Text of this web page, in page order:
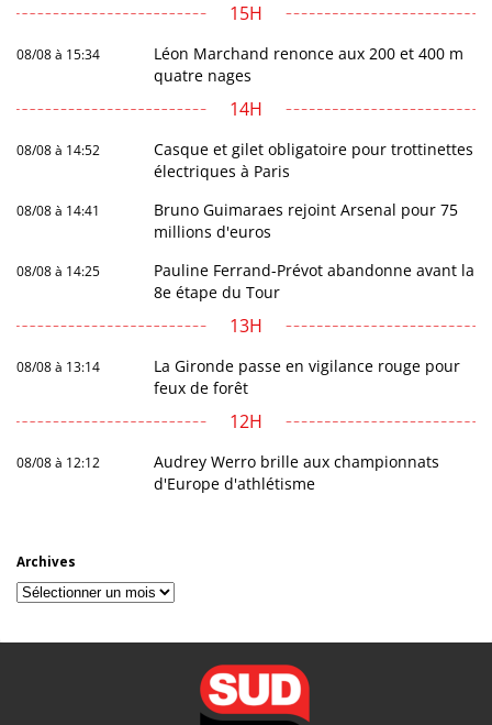
15H
08/08 à 15:34
Léon Marchand renonce aux 200 et 400 m
quatre nages
14H
08/08 à 14:52
Casque et gilet obligatoire pour trottinettes
électriques à Paris
08/08 à 14:41
Bruno Guimaraes rejoint Arsenal pour 75
millions d'euros
08/08 à 14:25
Pauline Ferrand-Prévot abandonne avant la
8e étape du Tour
13H
08/08 à 13:14
La Gironde passe en vigilance rouge pour
feux de forêt
12H
08/08 à 12:12
Audrey Werro brille aux championnats
d'Europe d'athlétisme
Archives
Archives